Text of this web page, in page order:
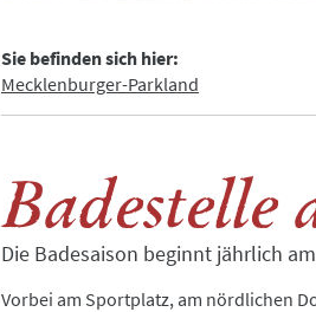
Sie befinden sich hier:
Mecklenburger-Parkland
Badestelle
Die Badesaison beginnt jährlich
Vorbei am Sportplatz, am nördlichen